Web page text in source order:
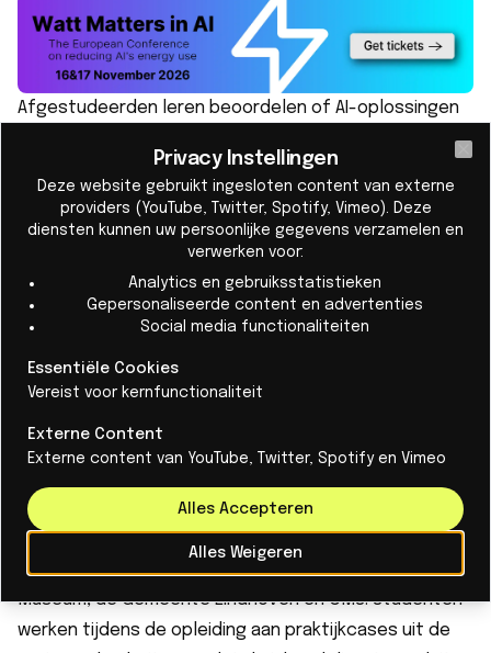
Afgestudeerden leren beoordelen of AI-oplossingen
geïmplementeerd en welke risico’s en gevolgen
daarbij een rol spelen. Daarbij ligt de nadruk op ethiek,
transparantie en het voorkomen van discriminatie of
De opleiding leidt zogenoemde AI-Translators op:
professionals die functioneren op het snijvlak van
verandermanagement. Zij kunnen onder meer aan de
instellingen
De master is ontwikkeld in nauwe samenwerking met
bedrijven en instellingen zoals het Next Nature
Museum, de Gemeente Eindhoven en CMS. Studenten
werken tijdens de opleiding aan praktijkcases uit de
Privacy Instellingen
Deze website gebruikt ingesloten content van externe
providers (YouTube, Twitter, Spotify, Vimeo). Deze
diensten kunnen uw persoonlijke gegevens verzamelen en
verwerken voor:
Analytics en gebruiksstatistieken
Gepersonaliseerde content en advertenties
Social media functionaliteiten
Essentiële Cookies
Vereist voor kernfunctionaliteit
Externe Content
Externe content van YouTube, Twitter, Spotify en Vimeo
Alles Weigeren
Alles Accepteren